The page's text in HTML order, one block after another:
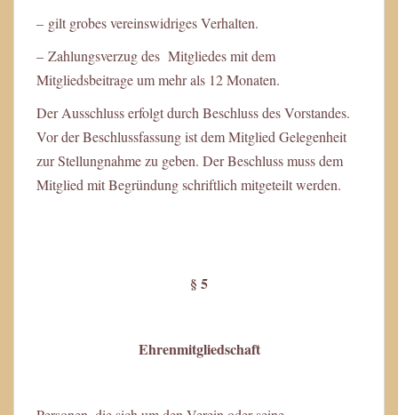
– gilt grobes vereinswidriges Verhalten.
– Zahlungsverzug des Mitgliedes mit dem
Mitgliedsbeitrage um mehr als 12 Monaten.
Der Ausschluss erfolgt durch Beschluss des Vorstandes.
Vor der Beschlussfassung ist dem Mitglied Gelegenheit
zur Stellungnahme zu geben. Der Beschluss muss dem
Mitglied mit Begründung schriftlich mitgeteilt werden.
§ 5
Ehrenmitgliedschaft